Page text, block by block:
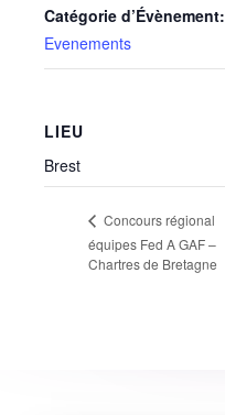
Catégorie d’Évènement:
Evenements
LIEU
Brest
Concours régional
équipes Fed A GAF –
Chartres de Bretagne